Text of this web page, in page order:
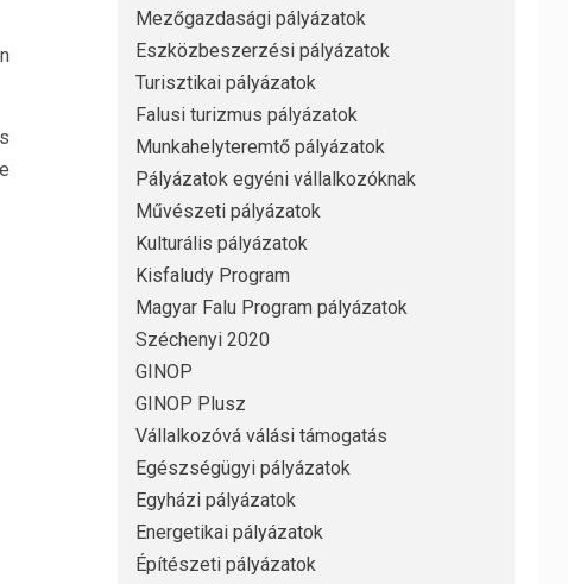
Mezőgazdasági pályázatok
Eszközbeszerzési pályázatok
Turisztikai pályázatok
Falusi turizmus pályázatok
Munkahelyteremtő pályázatok
Pályázatok egyéni vállalkozóknak
Művészeti pályázatok
Kulturális pályázatok
Kisfaludy Program
Magyar Falu Program pályázatok
Széchenyi 2020
GINOP
GINOP Plusz
Vállalkozóvá válási támogatás
Egészségügyi pályázatok
Egyházi pályázatok
Energetikai pályázatok
Építészeti pályázatok